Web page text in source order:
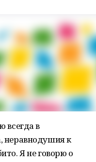
всегда в
неравнодушия к
Я не говорю о